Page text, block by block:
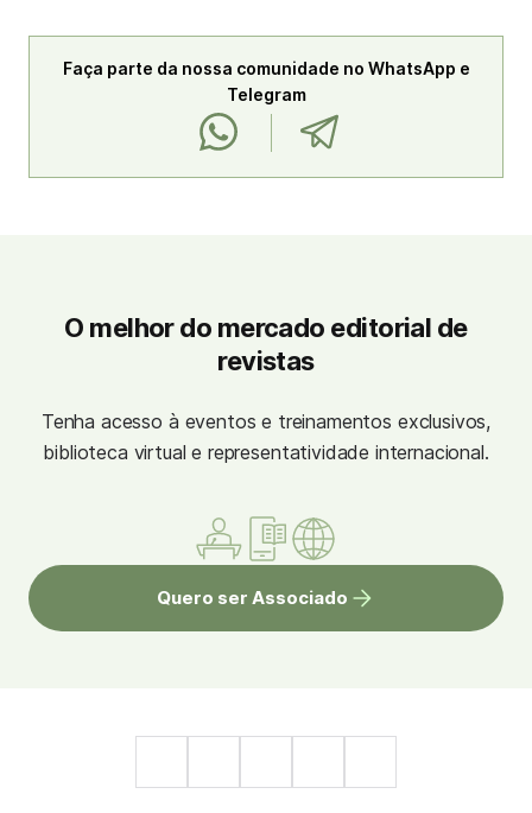
Faça parte da nossa comunidade no WhatsApp e
Telegram
O melhor do mercado editorial de
revistas
Tenha acesso à eventos e treinamentos exclusivos,
biblioteca virtual e representatividade internacional.
Quero ser Associado